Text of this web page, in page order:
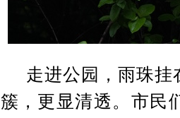
走进公园，雨珠
簇，更显清透。市民